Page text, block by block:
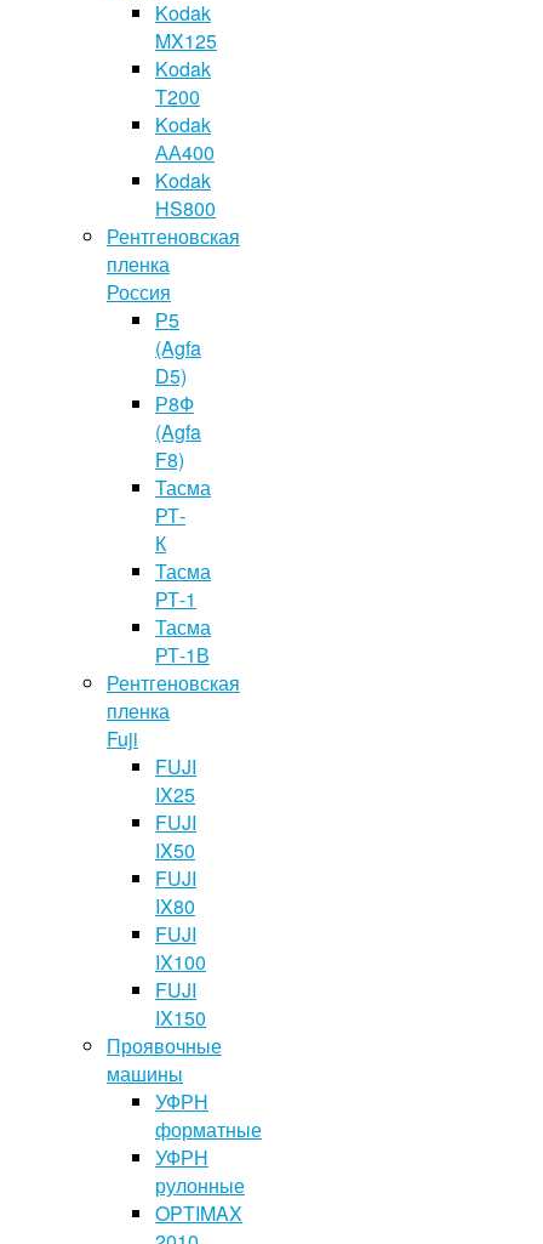
Kodak
MX125
Kodak
T200
Kodak
АА400
Kodak
HS800
Рентгеновская
пленка
Россия
Р5
(Agfa
D5)
Р8Ф
(Agfa
F8)
Тасма
РТ-
К
Тасма
РТ-1
Тасма
РТ-1В
Рентгеновская
пленка
Fuji
FUJI
IX25
FUJI
IX50
FUJI
IX80
FUJI
IX100
FUJI
IX150
Проявочные
машины
УФРН
форматные
УФРН
рулонные
OPTIMAX